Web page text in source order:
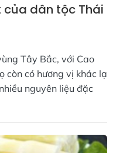
dân tộc Thái
Tây Bắc, với Cao
còn có hương vị khác lạ
nguyên liệu đặc